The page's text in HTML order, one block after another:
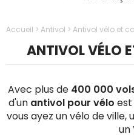
Accueil Antivol Antivol vélo et
ANTIVOL VÉLO
Avec plus de 400 000
d'un antivol pour vélo est
vous ayez un vélo de
un